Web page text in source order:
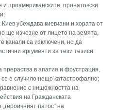
проамериканските, пронатовски
убеждава киевчани и хората от
ще изчезне от лицето на земята,
канали са изключени, но да
аргументи за тези тезиси
в апатия и фрустрация,
се е случило нещо катастрофално;
с нищожността на
на Гражданската
патос” на